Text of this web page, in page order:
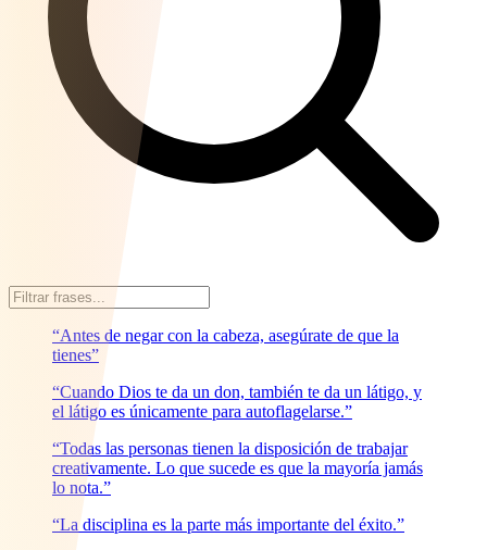
“Antes de negar con la cabeza, asegúrate de que la
tienes”
“Cuando Dios te da un don, también te da un látigo, y
el látigo es únicamente para autoflagelarse.”
“Todas las personas tienen la disposición de trabajar
creativamente. Lo que sucede es que la mayoría jamás
lo nota.”
“La disciplina es la parte más importante del éxito.”